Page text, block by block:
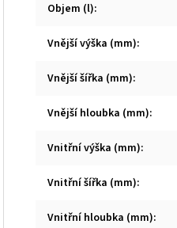
Objem (l):
Vnější výška (mm):
Vnější šířka (mm):
Vnější hloubka (mm):
Vnitřní výška (mm):
Vnitřní šířka (mm):
Vnitřní hloubka (mm):